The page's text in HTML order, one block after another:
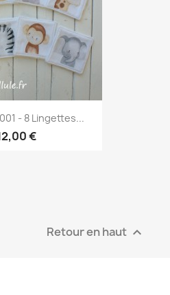
- 8 Lingettes...
€
Retour en haut 